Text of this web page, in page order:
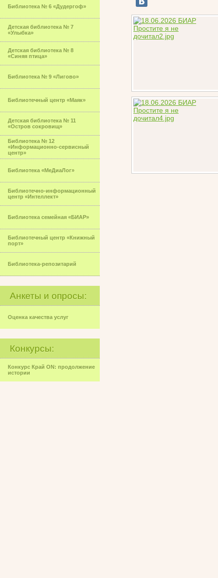
Библиотека № 6 «Дудергоф»
Детская библиотека № 7
«Улыбка»
Детская библиотека № 8
«Синяя птица»
Библиотека № 9 «Лигово»
Библиотечный центр «Маяк»
Детская библиотека № 11
«Остров сокровищ»
Библиотека № 12
«Информационно-сервисный
центр»
Библиотека «МеДиаЛог»
Библиотечно-информационный
центр «Интеллект»
Библиотека семейная «БИАР»
Библиотечный центр «Книжный
порт»
Библиотека-репозитарий
Анкеты и опросы:
Оценка качества услуг
Конкурсы:
Конкурс Край ON: продолжение
истории